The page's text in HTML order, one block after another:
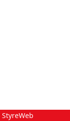
StyreWeb